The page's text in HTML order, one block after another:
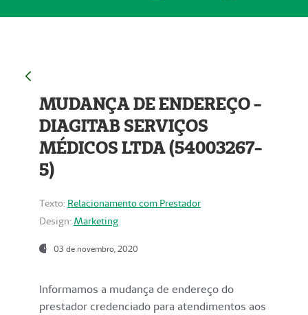
MUDANÇA DE ENDEREÇO -
DIAGITAB SERVIÇOS
MÉDICOS LTDA (54003267-
5)
Texto: Relacionamento com Prestador
Design: Marketing
03 de novembro, 2020
Informamos a mudança de endereço do
prestador credenciado para atendimentos aos